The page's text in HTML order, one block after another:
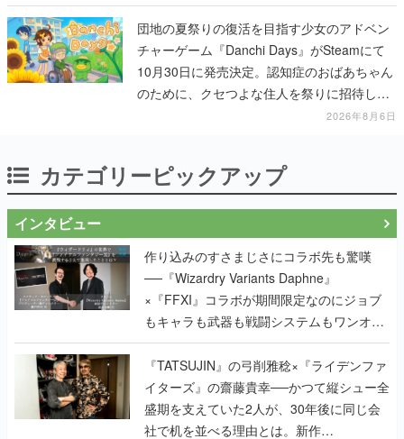
10月30日に発売決定。認知症のおばあちゃん
のために、クセつよな住人を祭りに招待して
いく
2026年8月6日
カテゴリーピックアップ
作り込みのすさまじさにコラボ先も驚嘆
──『Wizardry Variants Daphne』
もキャラも武器も戦闘システムもワンオフ
で作り込まれた理由を両ディレクターに聞
く
『TATSUJIN』の弓削雅稔×『ライデンファ
イターズ』の齋藤貴幸──かつて縦シュー全
盛期を支えていた2人が、30年後に同じ会
社で机を並べる理由とは。新作
『TATSUJIN EXTREME』で初タッグを組
んだレジェンド2人に訊く開発秘話
実写映像1000分、ルート分岐100種類以
上。配信開始5日で100万本を売った、中国